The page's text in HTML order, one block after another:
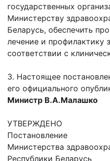
государственных
Министерству
Беларусь, обеспечить
лечение и профилактику
соответствии с
3. Настоящее
его официального
Министр В.А.Малашко
УТВЕРЖДЕНО
Постановление
Министерства
Республики Беларусь